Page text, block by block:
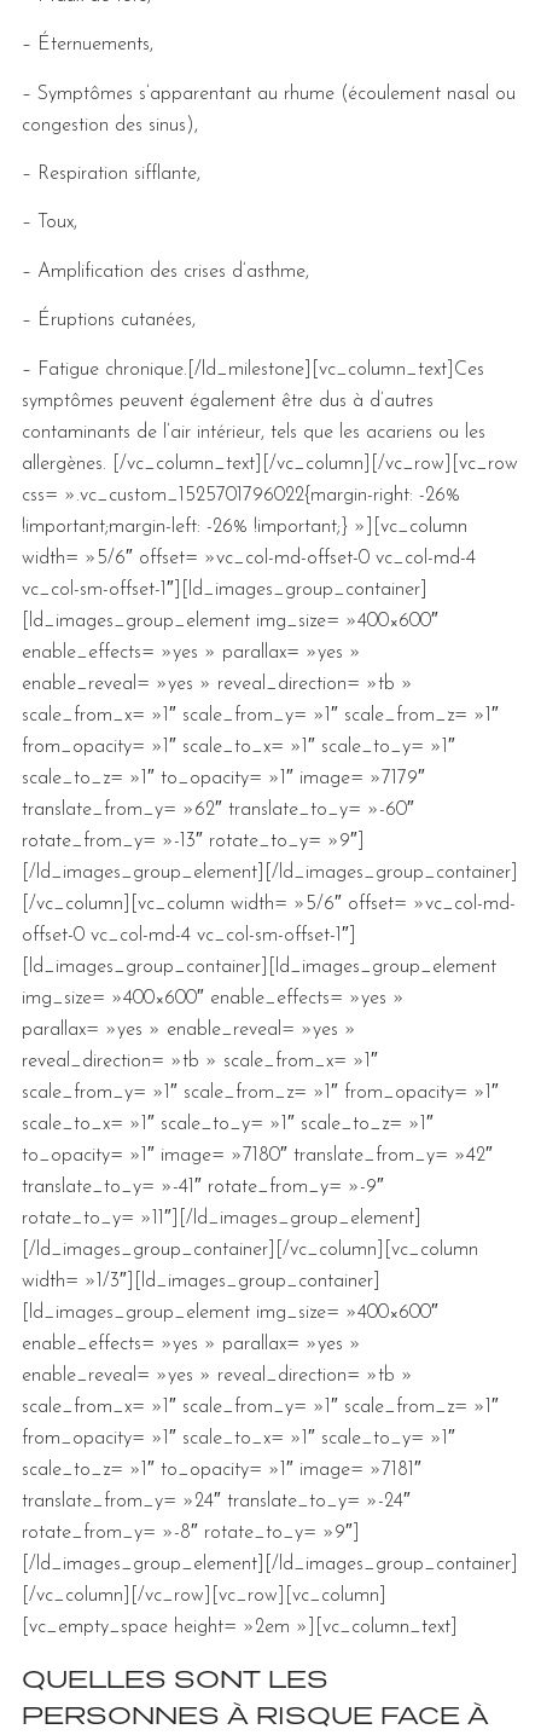
– Éternuements,
– Symptômes s’apparentant au rhume (écoulement nasal ou
congestion des sinus),
– Respiration sifflante,
– Toux,
– Amplification des crises d’asthme,
– Éruptions cutanées,
– Fatigue chronique.[/ld_milestone][vc_column_text] Ces
symptômes peuvent également être dus à d’autres
contaminants de l’air intérieur, tels que les acariens ou les
allergènes.
[/vc_column_text][/vc_column][/vc_row][vc_row
css= ».vc_custom_1525701796022{margin-right: -26%
!important;margin-left: -26% !important;} »][vc_column
width= »5/6″ offset= »vc_col-md-offset-0 vc_col-md-4
vc_col-sm-offset-1″][ld_images_group_container]
[ld_images_group_element img_size= »400×600″
enable_effects= »yes » parallax= »yes »
enable_reveal= »yes » reveal_direction= »tb »
scale_from_x= »1″ scale_from_y= »1″ scale_from_z= »1″
from_opacity= »1″ scale_to_x= »1″ scale_to_y= »1″
scale_to_z= »1″ to_opacity= »1″ image= »7179″
translate_from_y= »62″ translate_to_y= »-60″
rotate_from_y= »-13″ rotate_to_y= »9″]
[/ld_images_group_element][/ld_images_group_container]
[/vc_column][vc_column width= »5/6″ offset= »vc_col-md-
offset-0 vc_col-md-4 vc_col-sm-offset-1″]
[ld_images_group_container][ld_images_group_element
img_size= »400×600″ enable_effects= »yes »
parallax= »yes » enable_reveal= »yes »
reveal_direction= »tb » scale_from_x= »1″
scale_from_y= »1″ scale_from_z= »1″ from_opacity= »1″
scale_to_x= »1″ scale_to_y= »1″ scale_to_z= »1″
to_opacity= »1″ image= »7180″ translate_from_y= »42″
translate_to_y= »-41″ rotate_from_y= »-9″
rotate_to_y= »11″][/ld_images_group_element]
[/ld_images_group_container][/vc_column][vc_column
width= »1/3″][ld_images_group_container]
[ld_images_group_element img_size= »400×600″
enable_effects= »yes » parallax= »yes »
enable_reveal= »yes » reveal_direction= »tb »
scale_from_x= »1″ scale_from_y= »1″ scale_from_z= »1″
from_opacity= »1″ scale_to_x= »1″ scale_to_y= »1″
scale_to_z= »1″ to_opacity= »1″ image= »7181″
translate_from_y= »24″ translate_to_y= »-24″
rotate_from_y= »-8″ rotate_to_y= »9″]
[/ld_images_group_element][/ld_images_group_container]
[/vc_column][/vc_row][vc_row][vc_column]
[vc_empty_space height= »2em »][vc_column_text]
QUELLES SONT LES
PERSONNES À RISQUE FACE À